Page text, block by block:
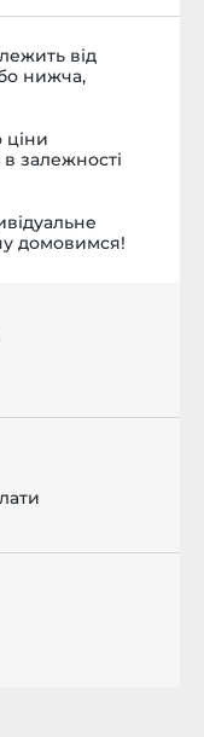
від
нижча,
ціни
залежності
домовимся!